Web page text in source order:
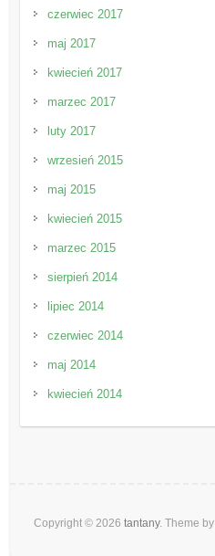
czerwiec 2017
maj 2017
kwiecień 2017
marzec 2017
luty 2017
wrzesień 2015
maj 2015
kwiecień 2015
marzec 2015
sierpień 2014
lipiec 2014
czerwiec 2014
maj 2014
kwiecień 2014
Copyright © 2026 tantany. Theme by